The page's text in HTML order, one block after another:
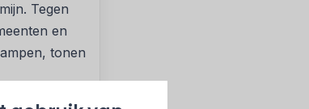
Tegen
en
tonen